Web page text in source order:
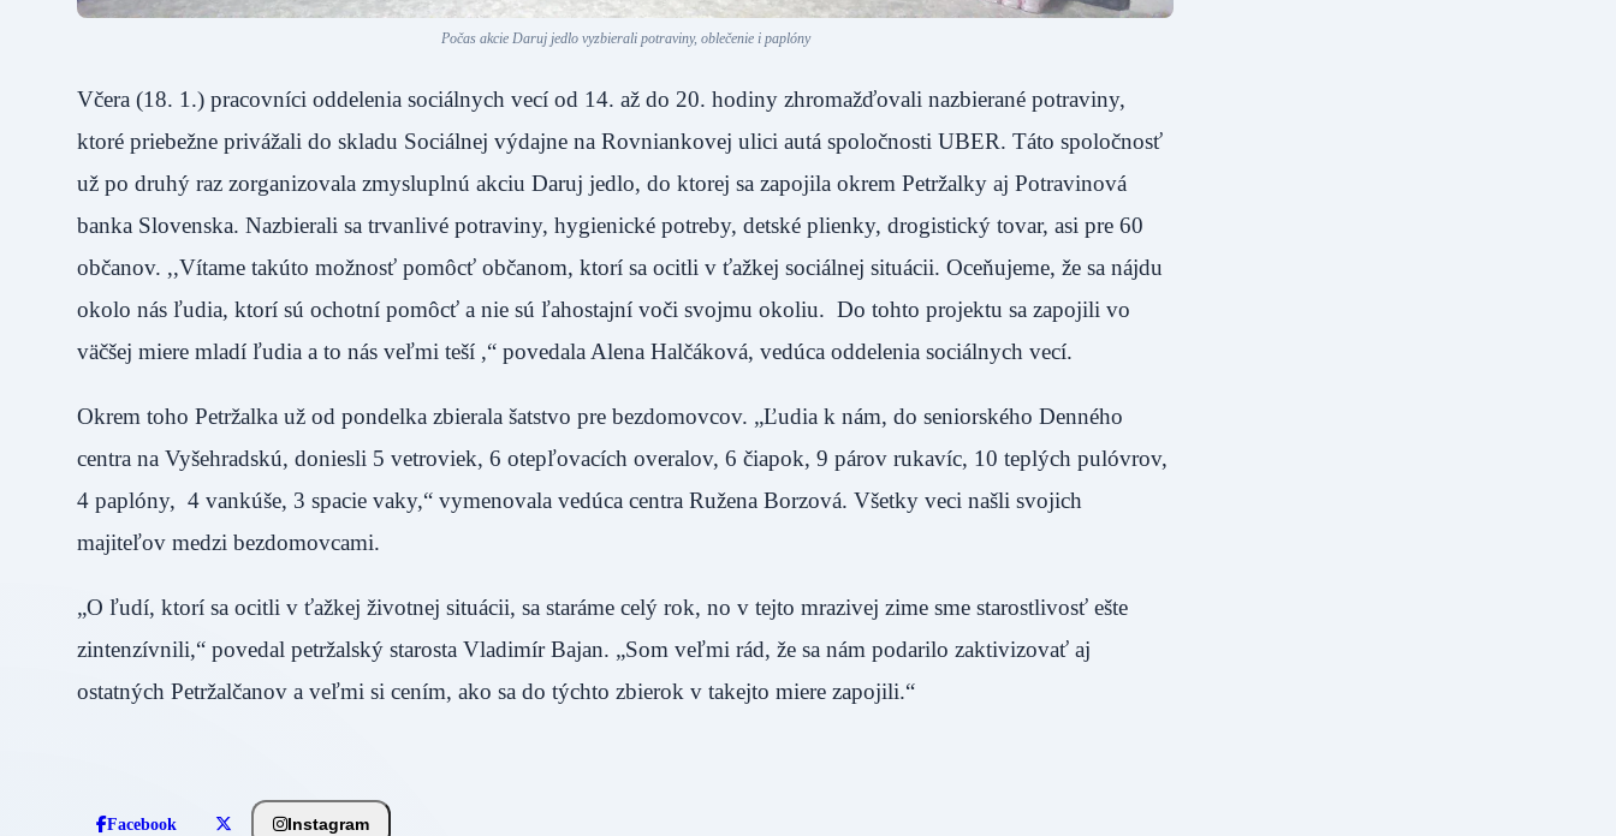
Počas akcie Daruj jedlo vyzbierali potraviny, oblečenie i paplóny
Včera (18. 1.) pracovníci oddelenia sociálnych vecí od 14. až do 20. hodiny zhromažďovali nazbierané potraviny,
ktoré priebežne privážali do skladu Sociálnej výdajne na Rovniankovej ulici autá spoločnosti UBER. Táto spoločnosť
už po druhý raz zorganizovala zmysluplnú akciu Daruj jedlo, do ktorej sa zapojila okrem Petržalky aj Potravinová
banka Slovenska. Nazbierali sa trvanlivé potraviny, hygienické potreby, detské plienky, drogistický tovar, asi pre 60
občanov. ,,Vítame takúto možnosť pomôcť občanom, ktorí sa ocitli v ťažkej sociálnej situácii. Oceňujeme, že sa nájdu
okolo nás ľudia, ktorí sú ochotní pomôcť a nie sú ľahostajní voči svojmu okoliu. Do tohto projektu sa zapojili vo
väčšej miere mladí ľudia a to nás veľmi teší ,“ povedala Alena Halčáková, vedúca oddelenia sociálnych vecí.
Okrem toho Petržalka už od pondelka zbierala šatstvo pre bezdomovcov. „Ľudia k nám, do seniorského Denného
centra na Vyšehradskú, doniesli 5 vetroviek, 6 otepľovacích overalov, 6 čiapok, 9 párov rukavíc, 10 teplých pulóvrov,
4 paplóny, 4 vankúše, 3 spacie vaky,“ vymenovala vedúca centra Ružena Borzová. Všetky veci našli svojich
majiteľov medzi bezdomovcami.
„O ľudí, ktorí sa ocitli v ťažkej životnej situácii, sa staráme celý rok, no v tejto mrazivej zime sme starostlivosť ešte
zintenzívnili,“ povedal petržalský starosta Vladimír Bajan. „Som veľmi rád, že sa nám podarilo zaktivizovať aj
ostatných Petržalčanov a veľmi si cením, ako sa do týchto zbierok v takejto miere zapojili.“
Facebook Instagram